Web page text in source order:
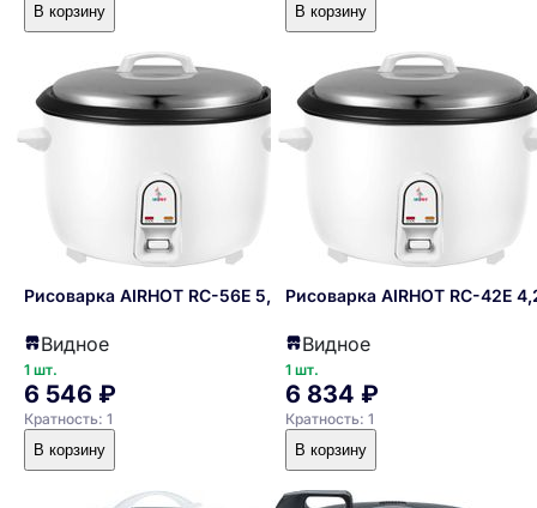
В корзину
В корзину
Рисоварка AIRHOT RC-56E 5,6кг
Видное
1 шт.
6 546 ₽
Кратность: 1
В корзину
Рисоварка AIRHOT RC-42E
Видное
1 шт.
6 834 ₽
Кратность: 1
В корзину